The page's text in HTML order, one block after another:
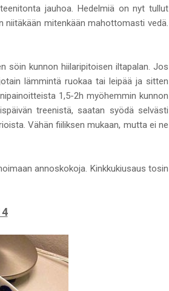
jauhoa. Hedelmiä on nyt tullut
mitenkään mahottomasti vedä.
söin kunnon hiilaripitoisen iltapalan. Jos
lämmintä ruokaa tai leipää ja sitten
1,5-2h myöhemmin kunnon
treenistä, saatan syödä selvästi
Vähän fiiliksen mukaan, mutta ei ne
annoskokoja. Kinkkukiusaus tosin